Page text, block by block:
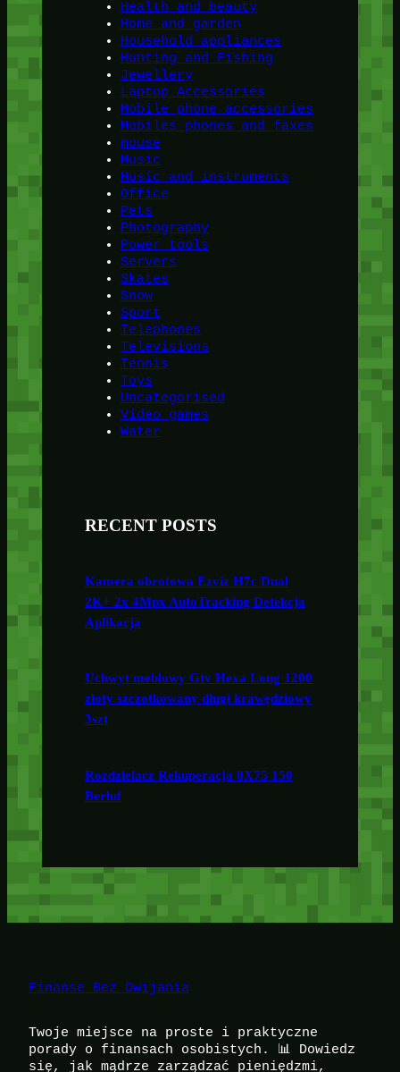
Health and beauty
Home and garden
Household appliances
Hunting and Fishing
Jewellery
Laptop Accessories
Mobile phone accessories
Mobiles phones and faxes
mouse
Music
Music and instruments
Office
Pets
Photography
Power tools
Servers
Skates
Snow
Sport
Telephones
Televisions
Tennis
Toys
Uncategorised
Video games
Water
RECENT POSTS
Kamera obrotowa Ezviz H7c Dual
2K+ 2x 4Mpx AutoTracking Detekcja
Aplikacja
Uchwyt meblowy Gtv Hexa Long 1200
złoty szczotkowany długi krawędziowy
3szt
Rozdzielacz Rekuperacja 8X75 150
Berluf
Finanse Bez Owijania
Twoje miejsce na proste i praktyczne
porady o finansach osobistych. 📊 Dowiedz
się, jak mądrze zarządzać pieniędzmi,